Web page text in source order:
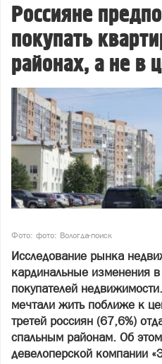
Россияне
покупать
районах, а не в
Фото: фото: Вологда-поиск
Исследование рынка
кардинальные изменения
покупателей
мечтали жить поближе к
третей россиян (67,6%)
спальным районам. Об
девелоперской компании